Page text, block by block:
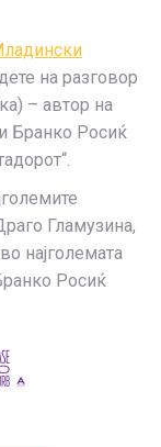
на разговор
– автор на
Бранко Росиќ
Гламузина,
најголемата
Росиќ